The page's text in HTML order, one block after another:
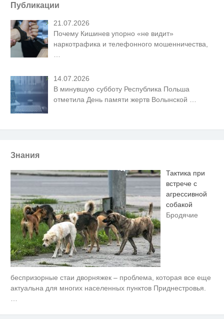
Публикации
21.07.2026
Почему Кишинев упорно «не видит»
наркотрафика и телефонного мошенничества,
14.07.2026
В минувшую субботу Республика Польша
отметила День памяти жертв Волынской …
Знания
Тактика при
встрече с
агрессивной
собакой
Бродячие
беспризорные стаи дворняжек – проблема, которая все еще
актуальна для многих населенных пунктов Приднестровья.
i
Ролик длится несколько секунд,
а смеяться вы будете долго
Кличко: это настоящий вызов